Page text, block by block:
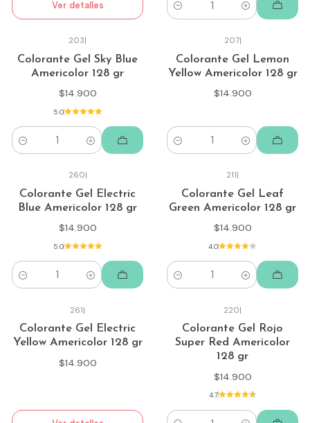
Ver detalles
Cantidad
203|
Colorante Gel Sky Blue
Americolor 128 gr
$14.900
5.0
Cantidad
207|
Colorante Gel Lemon
Yellow Americolor 128 gr
$14.900
Cantidad
260|
Colorante Gel Electric
Blue Americolor 128 gr
$14.900
5.0
Cantidad
211|
Colorante Gel Leaf
Green Americolor 128 gr
$14.900
4.0
Cantidad
261|
Colorante Gel Electric
Yellow Americolor 128 gr
$14.900
220|
Colorante Gel Rojo
Super Red Americolor
128 gr
$14.900
4.7